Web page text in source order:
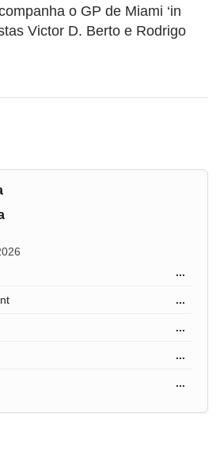
o GP de Miami ‘in
Victor D. Berto e Rodrigo
...
...
...
...
...